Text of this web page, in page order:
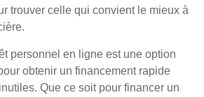
trouver celle qui convient le mieux à
personnel en ligne est une option
obtenir un financement rapide
Que ce soit pour financer un